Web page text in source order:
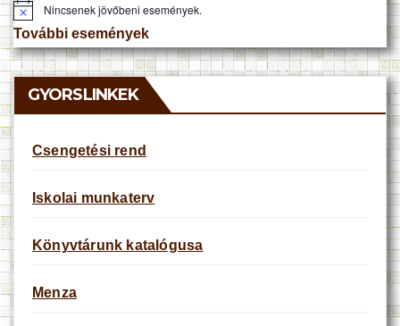
N
o
t
i
c
e
Nincsenek jövőbeni események.
További események
GYORSLINKEK
Csengetési rend
Iskolai munkaterv
Könyvtárunk katalógusa
Menza